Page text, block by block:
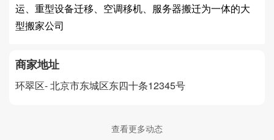
运、重型设备迁移、空调移机、服务器搬迁为一体的大
型搬家公司
商家地址
环翠区-北京市东城区东四十条12345号
查看更多动态